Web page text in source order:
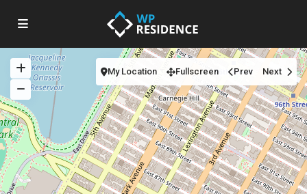
My Location Fullscreen Prev Next